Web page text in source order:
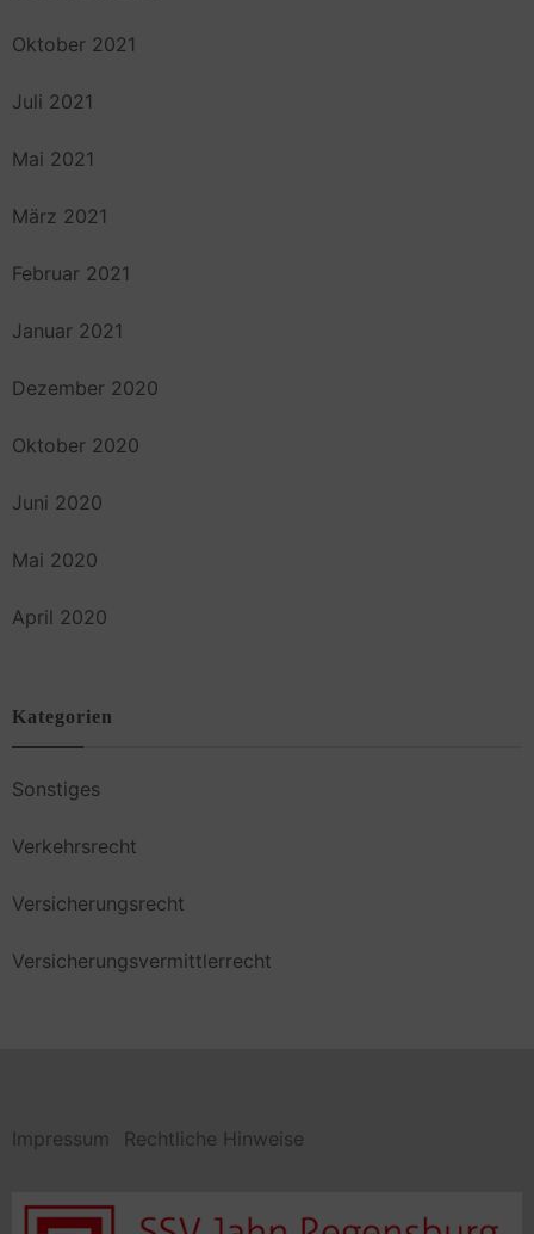
Oktober 2021
Juli 2021
Mai 2021
März 2021
Februar 2021
Januar 2021
Dezember 2020
Oktober 2020
Juni 2020
Mai 2020
April 2020
Kategorien
Sonstiges
Verkehrsrecht
Versicherungsrecht
Versicherungsvermittlerrecht
Impressum Rechtliche Hinweise